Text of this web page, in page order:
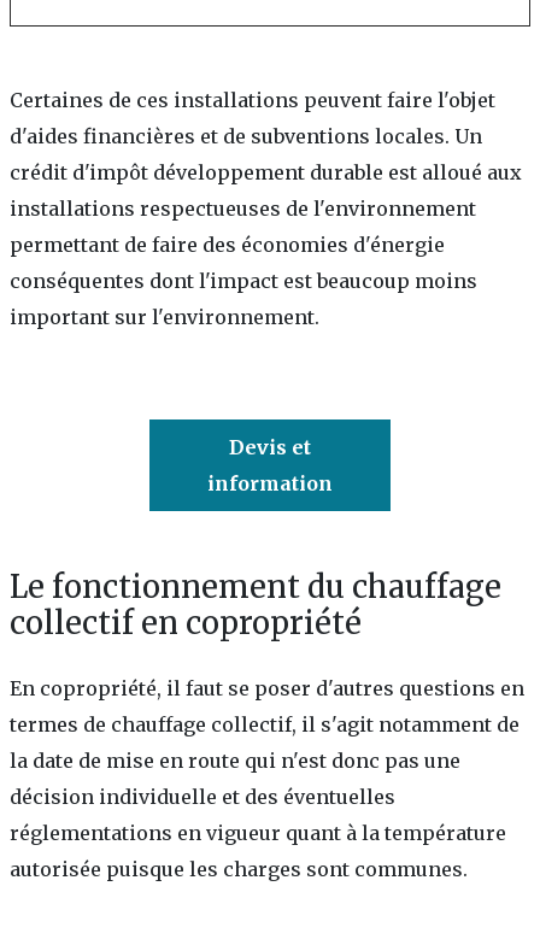
Certaines de ces installations peuvent faire l'objet
d'aides financières et de subventions locales. Un
crédit d'impôt développement durable est alloué aux
installations respectueuses de l'environnement
permettant de faire des économies d'énergie
conséquentes dont l'impact est beaucoup moins
important sur l'environnement.
Devis et
information
Le fonctionnement du chauffage
collectif en copropriété
En copropriété, il faut se poser d'autres questions en
termes de chauffage collectif, il s'agit notamment de
la date de mise en route qui n'est donc pas une
décision individuelle et des éventuelles
réglementations en vigueur quant à la température
autorisée puisque les charges sont communes.